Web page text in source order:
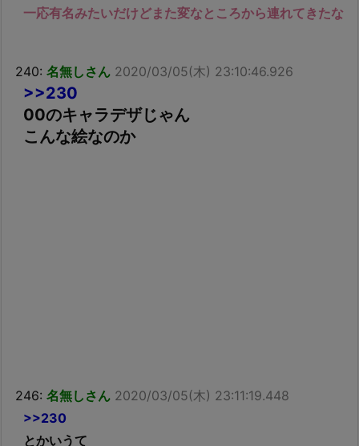
一応有名みたいだけどまた変なところから連れてきたな
240: 名無しさん 2020/03/05(木) 23:10:46.926
>>230
00のキャラデザじゃん
こんな絵なのか
246: 名無しさん 2020/03/05(木) 23:11:19.448
>>230
とかいうて